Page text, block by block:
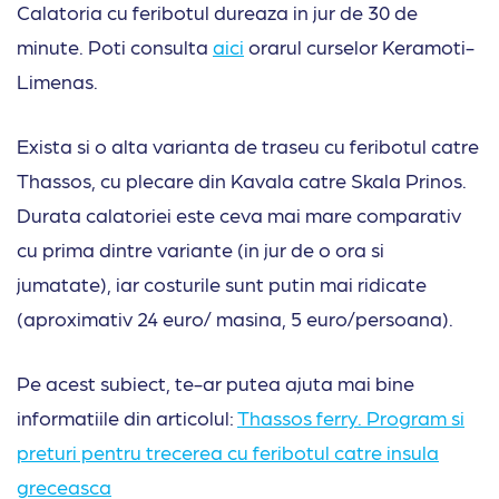
Calatoria cu feribotul dureaza in jur de 30 de
minute. Poti consulta aici orarul curselor Keramoti-
Limenas.
Exista si o alta varianta de traseu cu feribotul catre
Thassos, cu plecare din Kavala catre Skala Prinos.
Durata calatoriei este ceva mai mare comparativ
cu prima dintre variante (in jur de o ora si
jumatate), iar costurile sunt putin mai ridicate
(aproximativ 24 euro/ masina, 5 euro/persoana).
Pe acest subiect, te-ar putea ajuta mai bine
informatiile din articolul:Thassos ferry. Program si
preturi pentru trecerea cu feribotul catre insula
greceasca